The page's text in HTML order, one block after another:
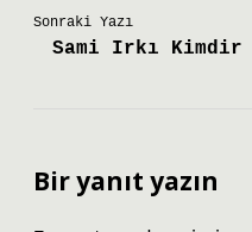
Sonraki Yazı
Sami Irkı Kimdir
Bir yanıt yazın